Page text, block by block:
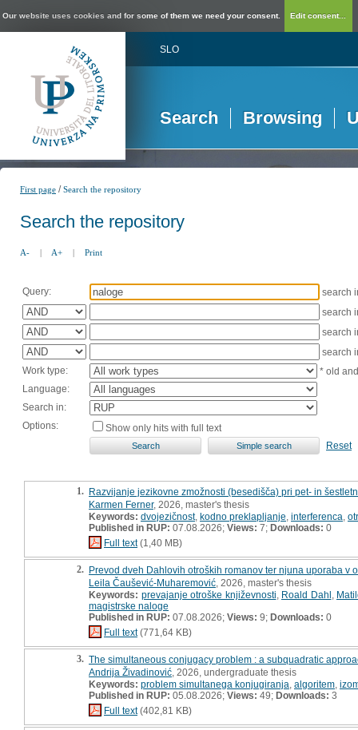
Our website uses cookies and for some of them we need your consent. Edit consent...
SLO
Search Browsing
First page /Search the repository
Search the repository
A- | A+ | Print
Query:
search
search
search
search
Work type:
* old
Language:
Search in:
Options:
Show only hits with full text
Reset
1. Razvijanje jezikovne zmožnosti (besedišča) pri pet- in
Karmen Ferner, 2026, master's thesis
Keywords: dvojezičnost, kodno preklapljanje interferenca
Published in RUP: 07.08.2026; Views: 7; Downloads: 0
Full text(1,40 MB)
2. Prevod dveh Dahlovih otroških romanov ter njuna uporaba v
Leila Čaušević-Muharemović , 2026, master's thesis
Keywords: prevajanje otroške književnosti Roald Dahl
magistrske naloge
Published in RUP: 07.08.2026; Views: 9; Downloads: 0
Full text(771,64 KB)
3. The simultaneous conjugacy problem : a subquadratic
Andrija Živadinović , 2026, undergraduate thesis
Keywords: problem simultanega konjugiranja algoritem
Published in RUP: 05.08.2026; Views: 49; Downloads: 3
Full text(402,81 KB)